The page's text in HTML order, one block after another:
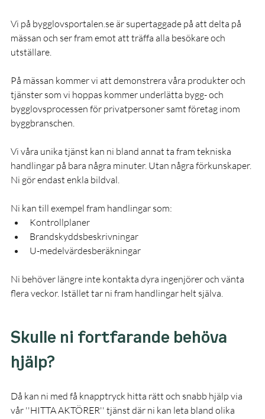
Vi på bygglovsportalen.se är supertaggade på att delta på
mässan och ser fram emot att träffa alla besökare och
utställare.
På mässan kommer vi att demonstrera våra produkter och
tjänster som vi hoppas kommer underlätta bygg- och
bygglovsprocessen för privatpersoner samt företag inom
byggbranschen.
Vi våra unika tjänst kan ni bland annat ta fram tekniska
handlingar på bara några minuter. Utan några förkunskaper.
Ni gör endast enkla bildval.
Ni kan till exempel fram handlingar som:
Kontrollplaner
Brandskyddsbeskrivningar
U-medelvärdesberäkningar
Ni behöver längre inte kontakta dyra ingenjörer och vänta
flera veckor. Istället tar ni fram handlingar helt själva.
Skulle ni fortfarande behöva
hjälp?
Då kan ni med få knapptryck hitta rätt och snabb hjälp via
vår ''HITTA AKTÖRER'' tjänst där ni kan leta bland olika